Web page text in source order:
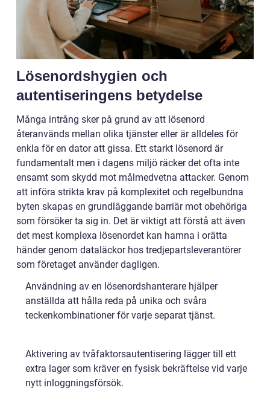
Lösenordshygien och
autentiseringens betydelse
Många intrång sker på grund av att lösenord
återanvänds mellan olika tjänster eller är alldeles för
enkla för en dator att gissa. Ett starkt lösenord är
fundamentalt men i dagens miljö räcker det ofta inte
ensamt som skydd mot målmedvetna attacker. Genom
att införa strikta krav på komplexitet och regelbundna
byten skapas en grundläggande barriär mot obehöriga
som försöker ta sig in. Det är viktigt att förstå att även
det mest komplexa lösenordet kan hamna i orätta
händer genom dataläckor hos tredjepartsleverantörer
som företaget använder dagligen.
Användning av en lösenordshanterare hjälper
anställda att hålla reda på unika och svåra
teckenkombinationer för varje separat tjänst.
Aktivering av tvåfaktorsautentisering lägger till ett
extra lager som kräver en fysisk bekräftelse vid varje
nytt inloggningsförsök.